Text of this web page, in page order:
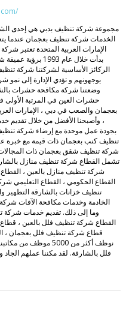
مجموعة شركة تنظيف بدبي هي إحدى
الخدمات شركة تنظيف بعجمان عندما
الإمارات العربية المتحدة تعتبر
بدأت خلال عام
الركائز الأساسية لشركتنا شركة
يوجهونهم و تؤدي الإدارة إلى
حشرات العين في المرتبة
بعجمان والصعب في دبي ، الإمارات
، وأصبحنا الأفضل من خلال تقديم
بجودة عمل موحدة مع إرضاء شركة
تنظيف كنب بعجمان ذات قيمة مع خبرة
شركة تنظيف شقق بعجمان ذات
تشمل القطاع شركة تنظيف منازل
شركة تنظيف منازل بالعين ،
القطاع الحكومي ، القطاع التعليمي
تنظيف خزانات بالشارقة
الخادمة وخدمات مكافحة الآفات
وما إلى ذلك. تقديم خدمات شركة
القطاع شركة تنظيف فلل بالعين ،
قطاع شركة تنظيف فلل بعجمان ،
نوظف أكثر من 5000
فلل بالشارقة. لقد مكننا عملهم